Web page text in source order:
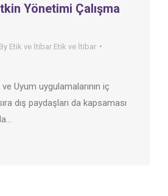
Yönetimi Çalışma
By Etik ve İtibar Etik ve İtibar
Uyum uygulamalarının iç
dış paydaşları da kapsaması